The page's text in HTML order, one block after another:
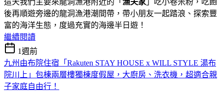
後再順遊旁邊的龍洞漁港潮間帶，帶小朋友一起踏浪、探索豐
富的海洋生態，度過充實的海邊半日遊！
繼續閱讀
1週前
九州由布院住宿「Rakuten STAY HOUSE x WILL STYLE 湯布
院川上」包棟兩層樓獨棟度假屋，大廚房、洗衣機，超適合親
子家庭自由行！